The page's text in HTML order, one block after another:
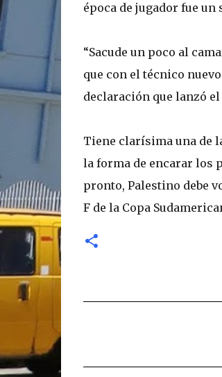
época de jugador fue
“Sacude un poco al
que con el técnico
declaración que lanzó
Tiene clarísima una de
la forma de encarar los
pronto, Palestino debe
F de la Copa
m